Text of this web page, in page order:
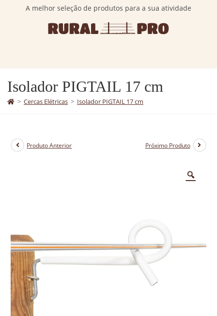
A melhor seleção de produtos para a sua atividade
Isolador PIGTAIL 17 cm
> Cercas Elétricas > Isolador PIGTAIL 17 cm
Produto Anterior Próximo Produto